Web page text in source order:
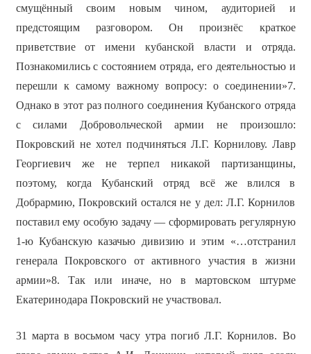
смущённый своим новым чином, аудиторией и
предстоящим разговором. Он произнёс краткое
приветствие от имени кубанской власти и отряда.
Познакомились с состоянием отряда, его деятельностью и
перешли к самому важному вопросу: о соединении»7.
Однако в этот раз полного соединения Кубанского отряда
с силами Добровольческой армии не произошло:
Покровский не хотел подчиняться Л.Г. Корнилову. Лавр
Георгиевич же не терпел никакой партизанщины,
поэтому, когда Кубанский отряд всё же влился в
Добрармию, Покровский остался не у дел: Л.Г. Корнилов
поставил ему особую задачу — сформировать регулярную
1-ю Кубанскую казачью дивизию и этим «…отстранил
генерала Покровского от активного участия в жизни
армии»8. Так или иначе, но в мартовском штурме
Екатеринодара Покровский не участвовал.
31 марта в восьмом часу утра погиб Л.Г. Корнилов. Во